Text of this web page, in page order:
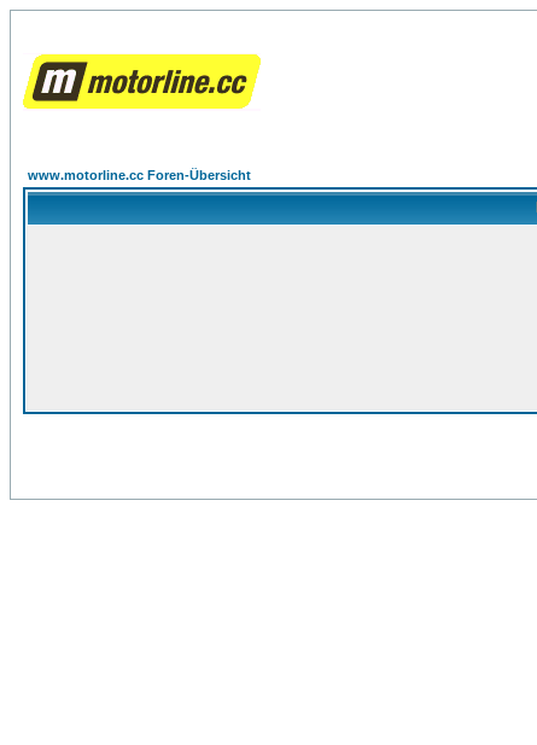
www.motorline.cc Foren-Übersicht